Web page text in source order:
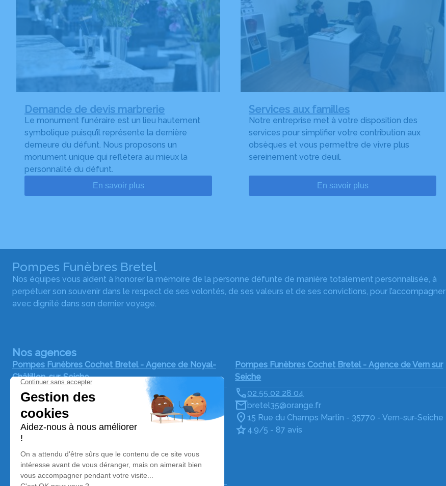
Demande de devis marbrerie
Le monument funéraire est un lieu hautement
symbolique puisqu’il représente la dernière
demeure du défunt. Nous proposons un
monument unique qui reflétera au mieux la
personnalité du défunt.
En savoir plus
Services aux familles
Notre entreprise met à votre disposition des
services pour simplifier votre contribution aux
obsèques et vous permettre de vivre plus
sereinement votre deuil.
En savoir plus
Pompes Funèbres Bretel
Nos équipes vous aident à honorer la mémoire de la personne défunte de manière totalement personnalisée, à
perpétuer son souvenir dans le respect de ses volontés, de ses valeurs et de ses convictions, pour l’accompagner
avec dignité dans son dernier voyage.
Nos agences
Pompes Funèbres Cochet Bretel - Agence de Noyal-
Châtillon-sur-Seiche
02 55 60 50 30
10 Rue de la Grange - 35230 - Noyal-Châtillon-sur-
Seiche
Pompes Funèbres Cochet Bretel - Agence de Vern sur
Seiche
02 55 02 28 04
bretel35@orange.fr
15 Rue du Champs Martin - 35770 - Vern-sur-Seiche
4.9/5 - 87 avis
Pompes Funèbres Cochet Bretel - Agence de
Châteaubourg